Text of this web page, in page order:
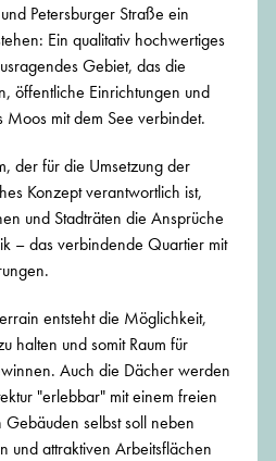
Petersburger Straße ein
Ein qualitativ hochwertiges
Gebiet, das die
öffentliche Einrichtungen und
Moos mit dem See verbindet.
der für die Umsetzung der
Konzept verantwortlich ist,
und Stadträten die Ansprüche
– das verbindende Quartier mit
entsteht die Möglichkeit,
halten und somit Raum für
Auch die Dächer werden
"erlebbar" mit einem freien
selbst soll neben
und attraktiven Arbeitsflächen